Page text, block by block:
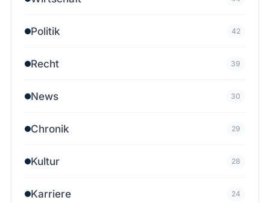
Politik 42
Recht 39
News 30
Chronik 29
Kultur 28
Karriere 24